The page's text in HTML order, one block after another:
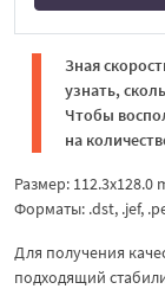
Зная
узнать,
Чтобы
на
Размер: 112.3x128.0
Форматы: .dst, .jef,
Для получения
подходящий